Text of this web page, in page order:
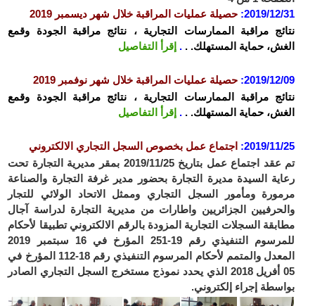
2019/12/31
: حصيلة عمليات المراقبة خلال شهر ديسمبر 2019
نتائج مراقبة الممارسات التجارية ، نتائج مراقبة الجودة وقمع
الغش، حماية المستهلك. . . إقرأ التفاصيل
2019/12/09
: حصيلة عمليات المراقبة خلال شهر نوفمبر 2019
نتائج مراقبة الممارسات التجارية ، نتائج مراقبة الجودة وقمع
الغش، حماية المستهلك. . . إقرأ التفاصيل
2019/11/25
: اجتماع عمل بخصوص السجل التجاري الالكتروني
تم عقد اجتماع عمل بتاريخ 2019/11/25 بمقر مديرية التجارة تحت
رعاية السيدة مديرة التجارة بحضور مدير غرفة التجارة والصناعة
مرمورة ومأمور السجل التجاري وممثل الاتحاد الولائي للتجار
والحرفيين الجزائريين واطارات من مديرية التجارة لدراسة آجال
مطابقة السجلات التجارية المزودة بالرقم الالكتروني تطبيقا لأحكام
للمرسوم التنفيذي رقم 19-251 المؤرخ في 16 سبتمبر 2019
المعدل والمتمم لأحكام المرسوم التنفيذي رقم 18-112 المؤرخ في
05 أفريل 2018 الذي يحدد نموذج مستخرج السجل التجاري الصادر
بواسطة إجراء إلكتروني.